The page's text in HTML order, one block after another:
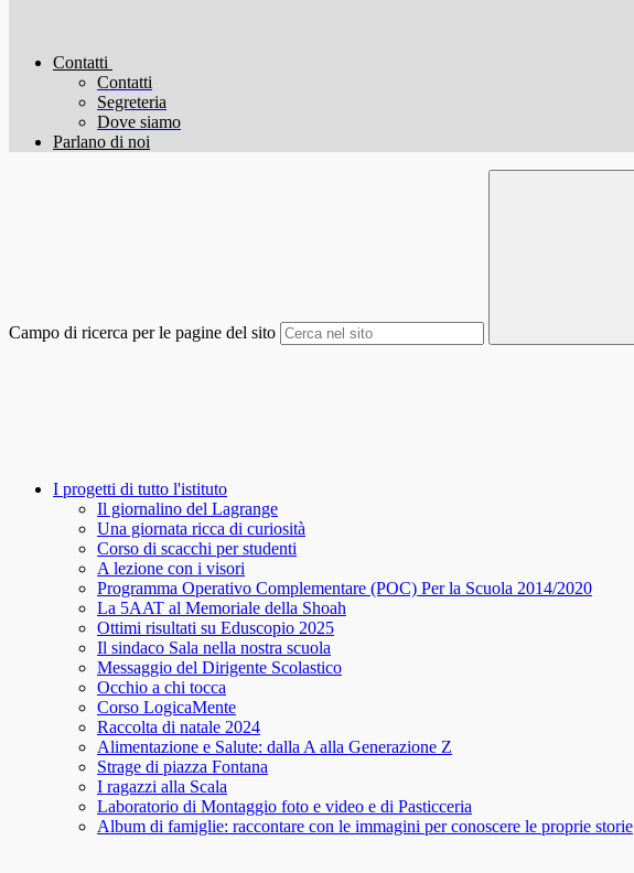
Contatti
Contatti
Segreteria
Dove siamo
Parlano di noi
Campo di ricerca per le pagine del sito
I progetti di tutto l'istituto
Il giornalino del Lagrange
Una giornata ricca di curiosità
Corso di scacchi per studenti
A lezione con i visori
Programma Operativo Complementare (POC) Per la Scuola 2014/2020
La 5AAT al Memoriale della Shoah
Ottimi risultati su Eduscopio 2025
Il sindaco Sala nella nostra scuola
Messaggio del Dirigente Scolastico
Occhio a chi tocca
Corso LogicaMente
Raccolta di natale 2024
Alimentazione e Salute: dalla A alla Generazione Z
Strage di piazza Fontana
I ragazzi alla Scala
Laboratorio di Montaggio foto e video e di Pasticceria
Album di famiglie: raccontare con le immagini per conoscere le proprie storie